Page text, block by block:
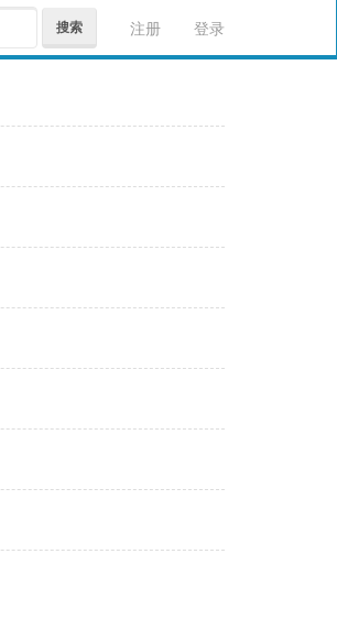
注册 登录
搜索